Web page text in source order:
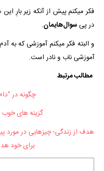
فکر میکنم پیش از آنکه زیر بارِ
در پی سوال‌هایمان.
و البته فکر میکنم آموزشی که به
آموزشی ناب و نادر است.
مطالب مرتبط
چگونه در
گزینه های خوب
هدف از زندگی؛ چیزهایی در مورد
برای خود